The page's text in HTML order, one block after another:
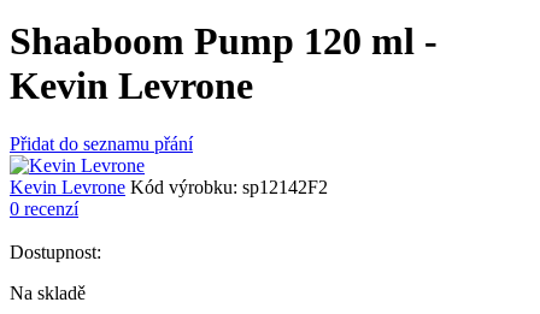
Shaaboom Pump 120 ml -
Kevin Levrone
Přidat do seznamu přání
Kevin Levrone Kód výrobku: sp12142F2
0 recenzí
Dostupnost:
Na skladě